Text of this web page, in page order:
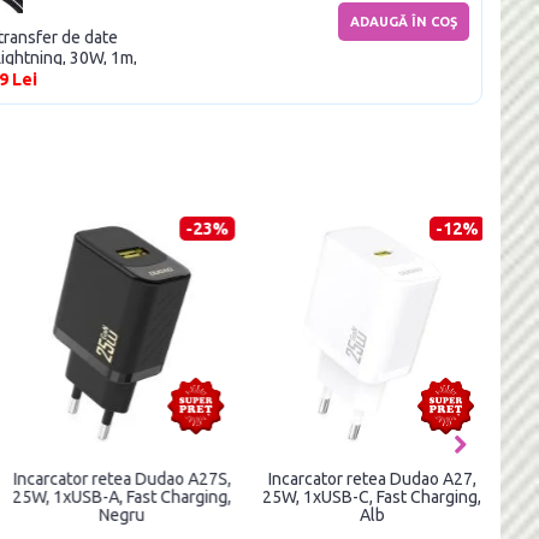
de date
30W, 1m,
Lei
ADAUGĂ ÎN COŞ
-37%
Incarcator retea Dudao A26,
1xUSB-C, Fast Charging,
Negru
-23%
Incarcator retea Dudao A27S,
25W, 1xUSB-A, Fast Charging,
Negru